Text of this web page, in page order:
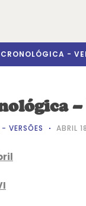
-
–
VERSÕES ABRIL